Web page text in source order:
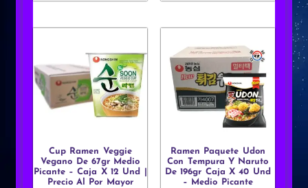
Cup Ramen Veggie
Vegano De 67gr Medio
Picante – Caja X 12 Und |
Precio Al Por Mayor
Ramen Paquete Udon
Con Tempura Y Naruto
De 196gr Caja X 40 Und
– Medio Picante